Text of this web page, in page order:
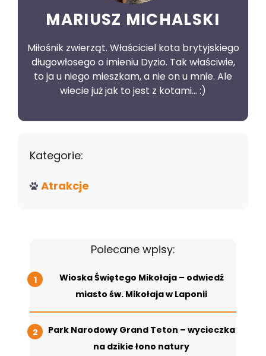
MARIUSZ MICHALSKI
Miłośnik zwierząt. Właściciel kota brytyjskiego
długowłosego o imieniu Dyzio. Tak właściwie,
to ja u niego mieszkam, a nie on u mnie. Ale
wiecie już jak to jest z kotami... :)
Kategorie:
Atrakcje
Polecane wpisy:
Wioska Świętego Mikołaja – odwiedź
miasto św. Mikołaja w Laponii
Park Narodowy Grand Teton – wycieczka
na dzikie łono natury